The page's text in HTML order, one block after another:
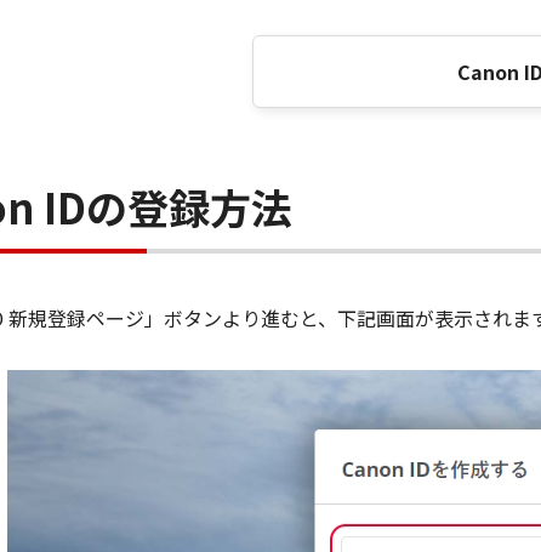
Canon
IDの登録方法
新規登録ページ」ボタンより進むと、下記画面が表示されま